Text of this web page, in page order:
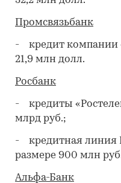
Промсвязьбанк
- кредит компании
21,9 млн долл.
Росбанк
- кредиты
млрд руб.;
- кредитная линия
размере 900 млн
Альфа-Банк